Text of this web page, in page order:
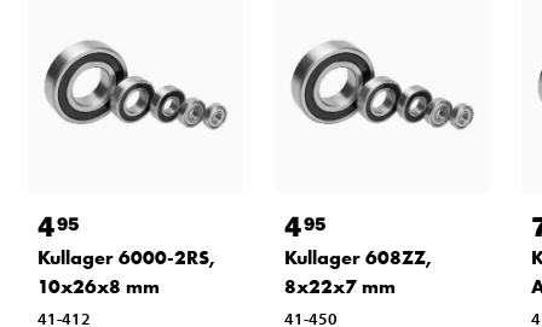
495
Kullager 6000-2RS,
10x26x8 mm
41-412
495
Kullager 608ZZ,
8x22x7 mm
41-450